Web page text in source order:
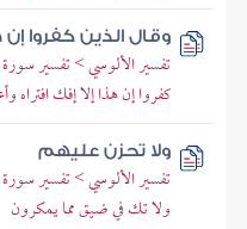
وقال الذين كفروا إن
تفسير الألوسي > تفسير
كفروا إن هذا إلا إفك افتراه
ولا تحزن عليهم
تفسير الألوسي > تفسير
ولا تك في ضيق مما يمكرون